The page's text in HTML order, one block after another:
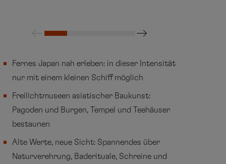
Fernes Japan nah erleben: in dieser Intensität
nur mit einem kleinen Schiff möglich
Freilichtmuseen asiatischer Baukunst:
Pagoden und Burgen, Tempel und Teehäuser
bestaunen
Alte Werte, neue Sicht: Spannendes über
Naturverehrung, Baderituale, Schreine und